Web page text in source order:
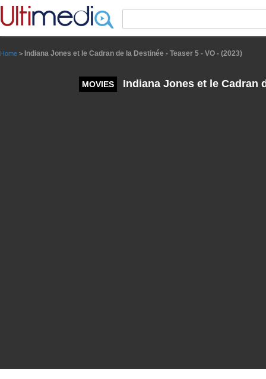
Home > Indiana Jones et le Cadran de la Destinée - Teaser 5 - VO - (2023)
MOVIES Indiana Jones et le Cadran
Panneau de gestion des cookies